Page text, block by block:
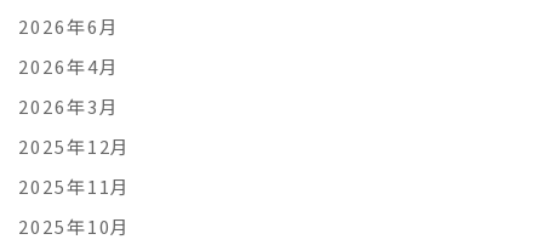
2026年6月
2026年4月
2026年3月
2025年12月
2025年11月
2025年10月